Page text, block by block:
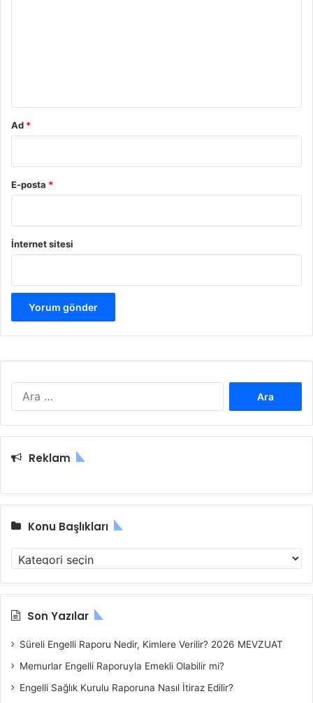
Ad *
E-posta *
İnternet sitesi
Reklam
Konu Başlıkları
o
n
B
ş
ı
k
Son Yazılar
Süreli Engelli Raporu Nedir, Kimlere Verilir? 2026 MEVZUAT
Memurlar Engelli Raporuyla Emekli Olabilir mi?
Engelli Sağlık Kurulu Raporuna Nasıl İtiraz Edilir?